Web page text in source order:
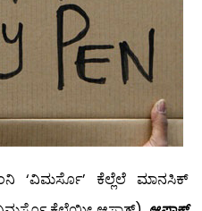
‘ವಿಮರ್ಸೊ’ ಕೆಲ್ಲೆಲೆ ಮಾನಸಿಕ್